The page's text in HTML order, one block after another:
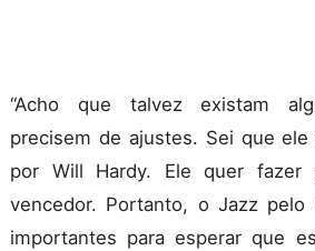
“Acho que talvez existam
precisem de ajustes. Sei que
por Will Hardy. Ele quer
vencedor. Portanto, o Jazz pelo
importantes para esperar que